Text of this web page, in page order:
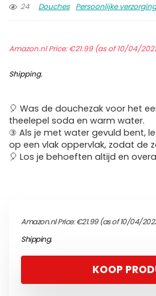
24
Douches Persoonlijke verzorging
Amazon.nl Price:€21.99(as of 10/04/
Shipping.
🎈 Was de douchezak voor het
theelepel soda en warm water.
③ Als je met water gevuld bent,
op een vlak oppervlak, zodat de
🎈 Los je behoeften altijd en
Amazon.nl Price:€21.99(as of 10/04/
Shipping.
KOOP